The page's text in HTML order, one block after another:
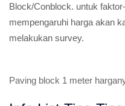
Block/Conblock. untuk
mempengaruhi harga akan
melakukan survey.
Paving block 1 meter